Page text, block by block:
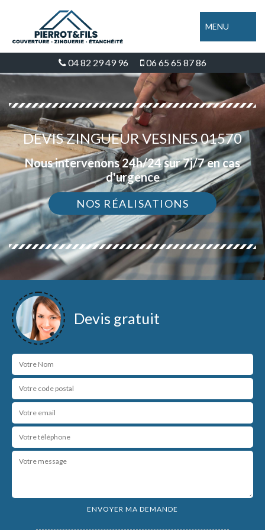
MENU
04 82 29 49 96 06 65 65 87 86
DEVIS ZINGUEUR VESINES 01570
Nous intervenons 24h/24 sur 7j/7 en cas
d'urgence
NOS RÉALISATIONS
Devis gratuit